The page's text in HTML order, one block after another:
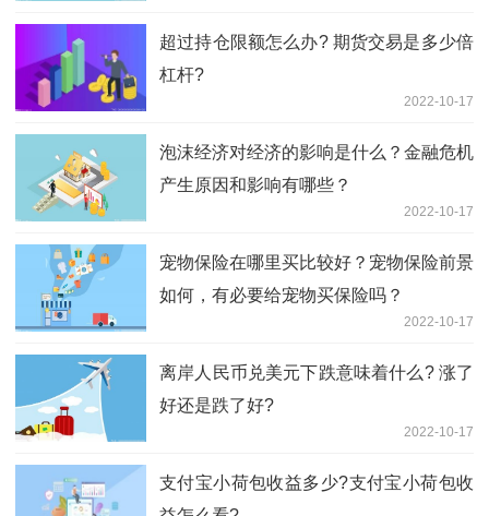
超过持仓限额怎么办? 期货交易是多少倍
杠杆?
2022-10-17
泡沫经济对经济的影响是什么？金融危机
产生原因和影响有哪些？
2022-10-17
宠物保险在哪里买比较好？宠物保险前景
如何，有必要给宠物买保险吗？
2022-10-17
离岸人民币兑美元下跌意味着什么? 涨了
好还是跌了好?
2022-10-17
支付宝小荷包收益多少?支付宝小荷包收